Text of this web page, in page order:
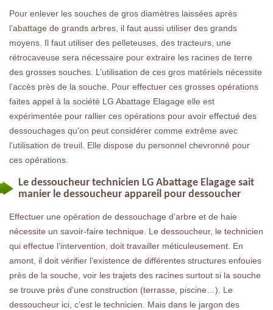
Pour enlever les souches de gros diamètres laissées après
l’abattage de grands arbres, il faut aussi utiliser des grands
moyens. Il faut utiliser des pelleteuses, des tracteurs, une
rétrocaveuse sera nécessaire pour extraire les racines de terre
des grosses souches. L’utilisation de ces gros matériels nécessite
l’accès près de la souche. Pour effectuer ces grosses opérations
faites appel à la société LG Abattage Elagage elle est
expérimentée pour rallier ces opérations pour avoir effectué des
dessouchages qu’on peut considérer comme extrême avec
l’utilisation de treuil. Elle dispose du personnel chevronné pour
ces opérations.
Le dessoucheur technicien LG Abattage Elagage sait
manier le dessoucheur appareil pour dessoucher
Effectuer une opération de dessouchage d’arbre et de haie
nécessite un savoir-faire technique. Le dessoucheur, le technicien
qui effectue l’intervention, doit travailler méticuleusement. En
amont, il doit vérifier l’existence de différentes structures enfouies
près de la souche, voir les trajets des racines surtout si la souche
se trouve près d’une construction (terrasse, piscine…). Le
dessoucheur ici, c’est le technicien. Mais dans le jargon des